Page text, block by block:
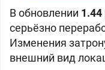
В обновлении 1.44
серьёзно
Изменения
внешний вид